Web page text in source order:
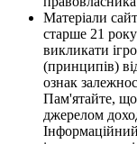
Матеріали
старше 21
викликати
(принципів)
ознак
Пам'ятайте, що
джерелом